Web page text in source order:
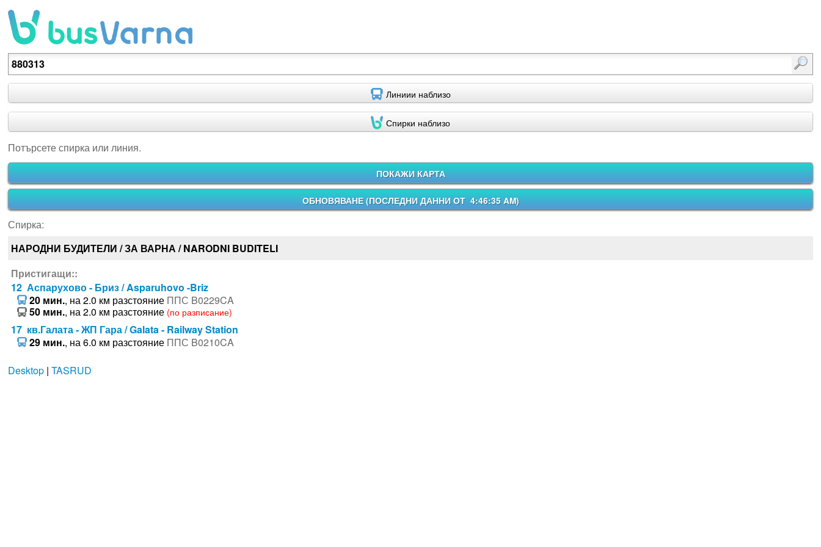
Потърсете спирка или линия.
Линиии наблизо
Спирки наблизо
Потърсете спирка или линия.
ПОКАЖИ КАРТА
ОБНОВЯВАНЕ (ПОСЛЕДНИ ДАННИ ОТ 4:46:35 AM)
Спирка:
НАРОДНИ БУДИТЕЛИ / ЗА ВАРНА / NARODNI BUDITELI
Пристигащи::
12 Аспарухово - Бриз / Asparuhovo -Briz
20 мин., на 2.0 км разстояние ППС B0229CA
50 мин., на 2.0 км разстояние (по разписание)
17 кв.Галата - ЖП Гара / Galata - Railway Station
29 мин., на 6.0 км разстояние ППС B0210CA
Desktop| TASRUD